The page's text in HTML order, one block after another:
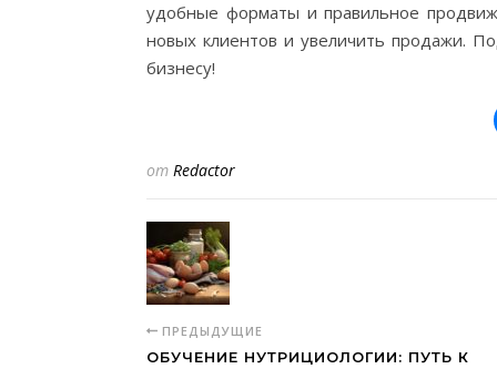
удобные форматы и правильное
новых клиентов и увеличить продажи.
бизнесу!
от Redactor
ПРЕДЫДУЩИЕ
ОБУЧЕНИЕ НУТРИЦИОЛОГИИ: ПУТЬ К